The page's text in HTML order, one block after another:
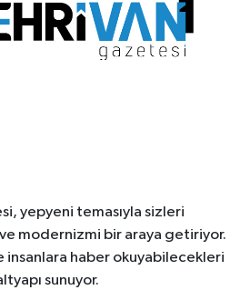
yepyeni temasıyla sizleri
modernizmi bir araya getiriyor.
insanlara haber okuyabilecekleri
sunuyor.